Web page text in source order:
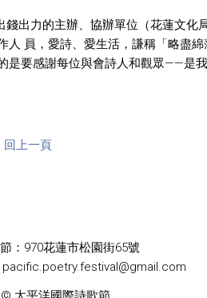
力的主辦、協辦單位（花蓮文化
人 員，愛詩、愛生活，謙稱「略盡
是要感謝每位與會詩人和觀眾——是
回上一頁
：970花蓮市松園街65號